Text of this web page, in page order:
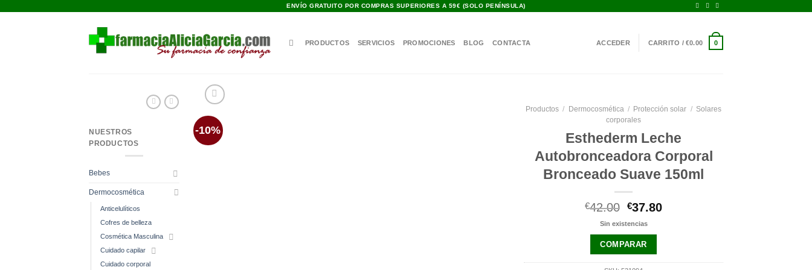
ENVÍO GRATUITO POR COMPRAS SUPERIORES A 59€ (SOLO PENÍNSULA)
PRODUCTOS SERVICIOS PROMOCIONES BLOG CONTACTA ACCEDER CARRITO / €0.00 0
NUESTROS
PRODUCTOS
Bebes
Dermocosmética
Anticelulíticos
Cofres de belleza
Cosmética Masculina
Cuidado capilar
Cuidado corporal
-10%
Productos / Dermocosmética / Protección solar / Solares
corporales
Esthederm Leche
Autobronceadora Corporal
Bronceado Suave 150ml
€42.00 El
precio
era:
€42.00.
€37.80El
Sin existencias
COMPARAR